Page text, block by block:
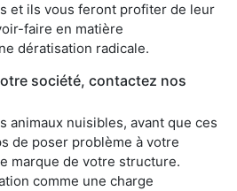
et ils vous feront profiter de leur
faire en matière
dératisation radicale.
société, contactez nos
animaux nuisibles, avant que ces
de poser problème à votre
marque de votre structure.
comme une charge